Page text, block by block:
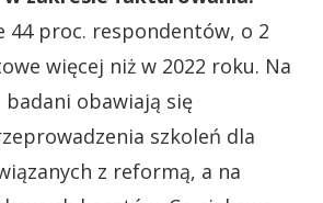
44 proc. respondentów, o 2
więcej niż w 2022 roku. Na
obawiają się
szkoleń dla
z reformą, a na